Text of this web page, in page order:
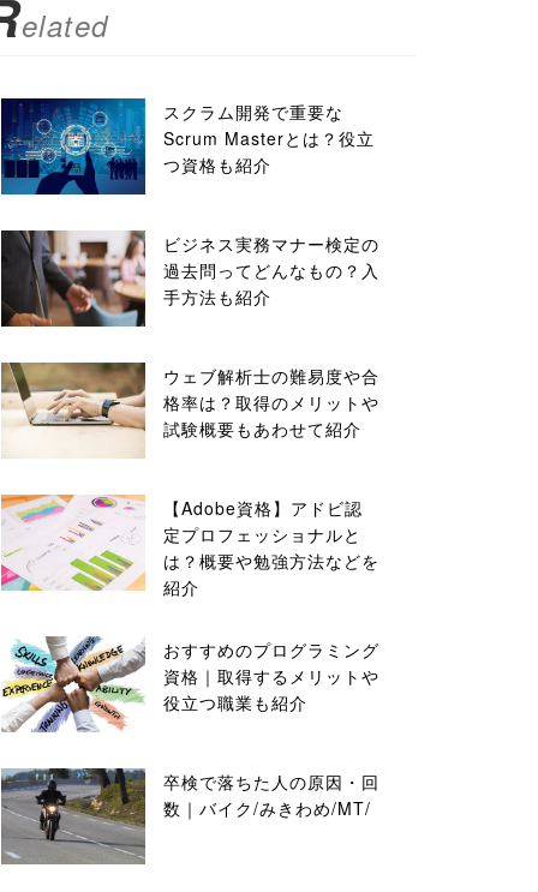
elated
スクラム開発で重要な
Scrum Masterとは？役立
つ資格も紹介
ビジネス実務マナー検定の
過去問ってどんなもの？入
手方法も紹介
ウェブ解析士の難易度や合
格率は？取得のメリットや
試験概要もあわせて紹介
【Adobe資格】アドビ認
定プロフェッショナルと
は？概要や勉強方法などを
紹介
おすすめのプログラミング
資格｜取得するメリットや
役立つ職業も紹介
卒検で落ちた人の原因・回
数｜バイク/みきわめ/MT/